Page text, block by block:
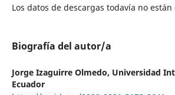
Los datos de descargas todavía no
Biografía del autor/a
Jorge Izaguirre Olmedo, Universidad
Ecuador